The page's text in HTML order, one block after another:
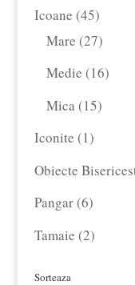
produse
Icoane 4545
de
produse
Mare 2727
de
Medie 1616
Mica 1515
Iconite 11
produs
Obiecte
Pangar 66
produse
Tamaie 22
Sorteaza